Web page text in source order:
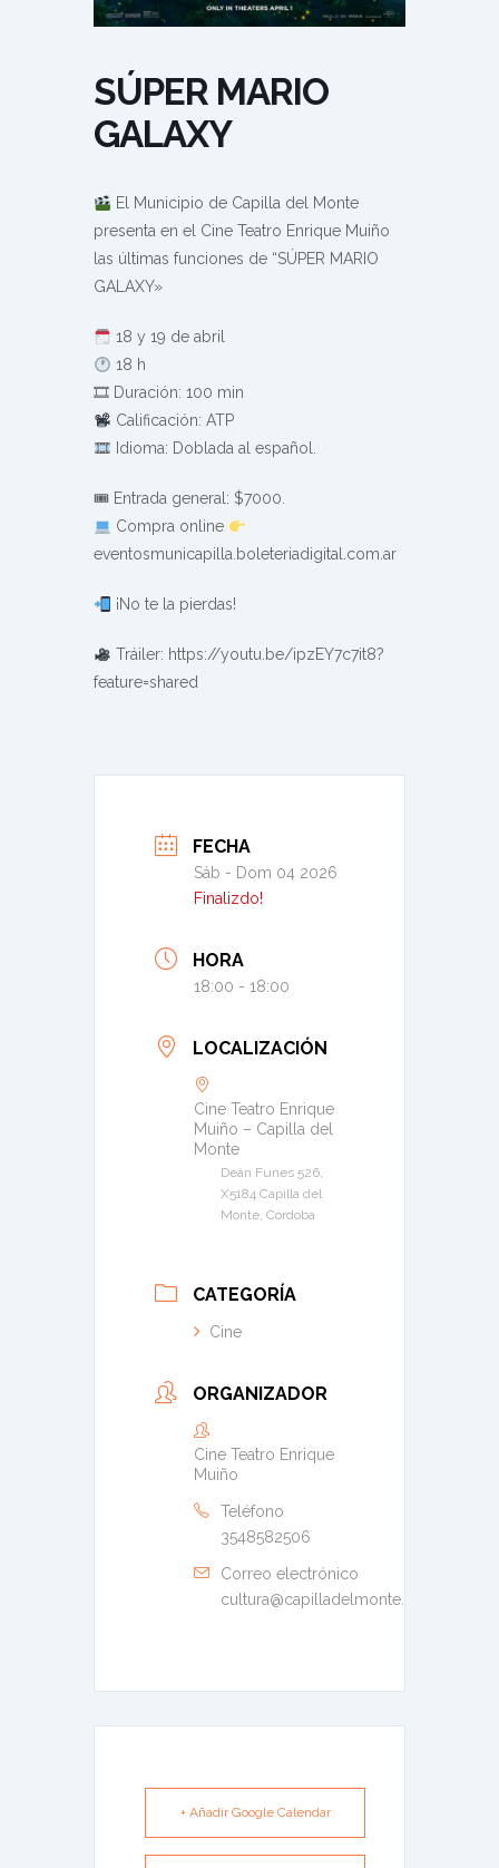
SÚPER MARIO
GALAXY
El Municipio de Capilla del Monte
presenta en el Cine Teatro Enrique Muiño
las últimas funciones de “SÚPER MARIO
GALAXY»
18 y 19 de abril
18 h
🎞 Duración: 100 min
Calificación: ATP
Idioma: Doblada al español.
🎟 Entrada general: $7000.
Compra online
eventosmunicapilla.boleteriadigital.com.ar
¡No te la pierdas!
Tráiler: https://youtu.be/ipzEY7c7it8?
feature=shared
FECHA
Sáb - Dom 04 2026
Finalizdo!
HORA
18:00 - 18:00
LOCALIZACIÓN
Cine Teatro Enrique
Muiño – Capilla del
Monte
Deán Funes 526,
X5184 Capilla del
Monte, Córdoba
CATEGORÍA
Cine
ORGANIZADOR
Cine Teatro Enrique
Muiño
Teléfono
3548582506
Correo electrónico
cultura@capilladelmonte.gov.ar
+ Añadir Google Calendar